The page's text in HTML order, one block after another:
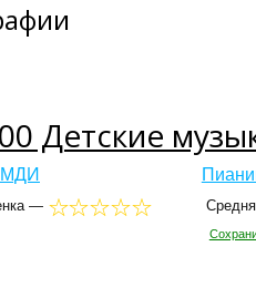
Детские
МДИ
—